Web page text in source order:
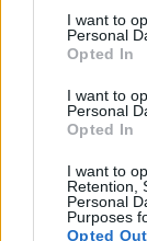
consent section.
I want to
Personal
Opted In
I want to
Personal
Opted In
I want to
Retention,
Personal
Purposes
Opted Out
হাজার বছর
উদ্ভিদবিদ্যায়
স্থিতিস্থাপক
করে এবং নীচে
আরও পড়ুন...
আপনার
নির্দেশিকা
প্রকাশিত: ৫